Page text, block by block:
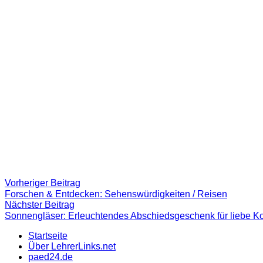
Beitragsnavigation
Vorheriger Beitrag
Beitrag:
Forschen & Entdecken: Sehenswürdigkeiten / Reisen
Nächster Beitrag
Beitrag
Sonnengläser: Erleuchtendes Abschiedsgeschenk für liebe
Startseite
Über LehrerLinks.net
paed24.de